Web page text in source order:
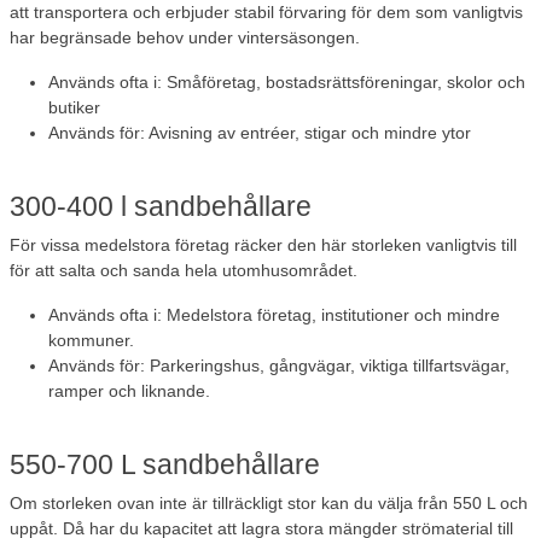
att transportera och erbjuder stabil förvaring för dem som vanligtvis
har begränsade behov under vintersäsongen.
Används ofta i: Småföretag, bostadsrättsföreningar, skolor och
butiker
Används för: Avisning av entréer, stigar och mindre ytor
300-400 l sandbehållare
För vissa medelstora företag räcker den här storleken vanligtvis till
för att salta och sanda hela utomhusområdet.
Används ofta i: Medelstora företag, institutioner och mindre
kommuner.
Används för: Parkeringshus, gångvägar, viktiga tillfartsvägar,
ramper och liknande.
550-700 L sandbehållare
Om storleken ovan inte är tillräckligt stor kan du välja från 550 L och
uppåt. Då har du kapacitet att lagra stora mängder strömaterial till